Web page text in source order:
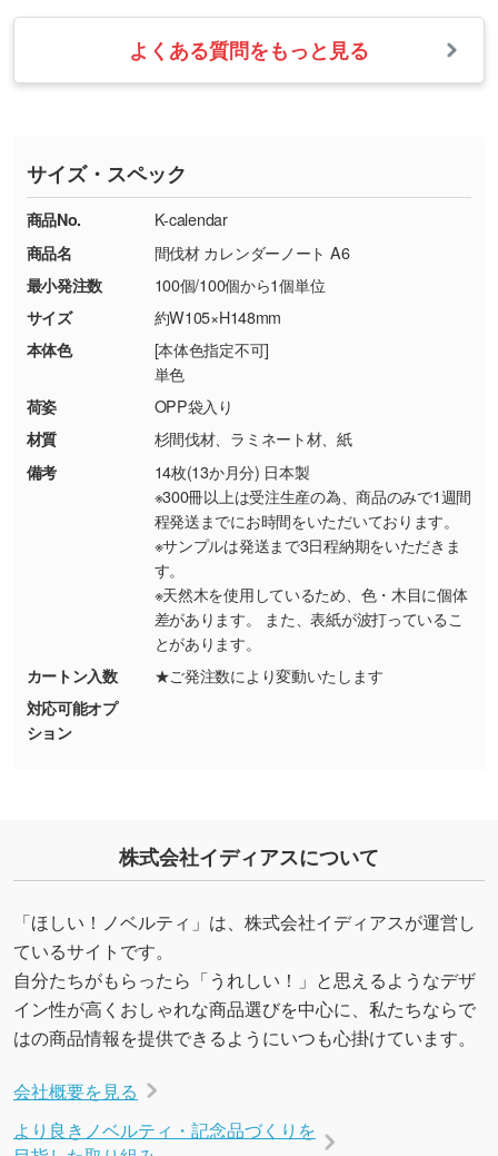
・1色印刷でグラデーションや濃淡を表現した
い
す。→詳しく見る
・コーポレートカラーを使って印刷したい／印
刷色にこだわりがある
DIC・PANTONEなどのカラーチップの指定や、
現物支給による色指定も承っております。→
しく見る
・背景がある画像からキャラクター部分だけを
シンプルな背景のデータや、使いたいキャラク
ター部分の輪郭がはっきりしているデータは切
り抜き処理が可能です。→詳しく見る
・持っているデータの背景が足りない／塗り足
しの作り方が分からない
印刷したいデータが印刷範囲よりも小さい場
合、シンプルな色・柄の背景であれば拡張が可
能です。→
詳しく見る
・デザインにQRコードを入れたい／QRコード
詳しく見る
また、お選びいただいた印刷色が本体色に合わ
ない場合や仕上がりに影響しそうな場合は、ス
タッフから別の色をご案内することもございま
・お届け時に商品が損傷・故障している場合
・ご注文と異なる商品が届いた場合
・印刷不良があった場合
※詳しくは「商品の良品基準について
ください。
【返品・交換ができない場合】
・お客様の元で商品を加工された場合、または
商品が破損した場合
・商品到着後7日以上経過している場合
・お客様のご都合による返品・交換依頼(商
品・色・数量などの注文間違い等)
業日以内に担当スタッフよりメールにてご連絡
いたします。
お急ぎの場合はお電話でのご質問も受け付けて
TEL：0422-29-9911 営業時間10:00～
18:00(土日祝日除く)
よくある質問をもっと見る
サイズ・スペック
商品No.
K-calendar
商品名
間伐材 カレンダーノート A6
最小発注数
100個/100個から1個単位
サイズ
約W105×H148mm
本体色
[本体色指定不可]
単色
荷姿
OPP袋入り
材質
杉間伐材、ラミネート材、紙
備考
14枚(13か月分) 日本製
※300冊以上は受注生産の為、商品のみで1週間
程発送までにお時間をいただいております。
※サンプルは発送まで3日程納期をいただきま
す。
※天然木を使用しているため、色・木目に個体
差があります。 また、表紙が波打っているこ
とがあります。
カートン入数
★ご発注数により変動いたします
対応可能オプ
ション
株式会社イディアスについて
「ほしい！ノベルティ」は、株式会社イディアスが運営し
ているサイトです。
自分たちがもらったら「うれしい！」と思えるようなデザ
イン性が高くおしゃれな商品選びを中心に、私たちならで
はの商品情報を提供できるようにいつも心掛けています。
会社概要を見る
より良きノベルティ・記念品づくりを